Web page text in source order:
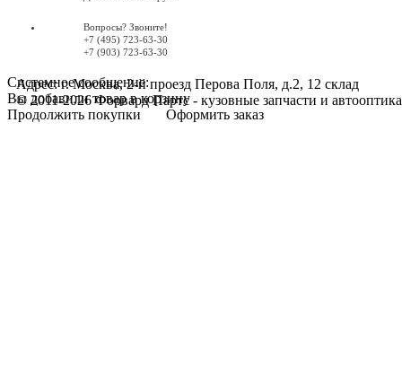
Вопросы? Звоните!
+7 (495) 723-63-30
+7 (903) 723-63-30
Адрес: г. Москва, 2-й проезд Перова Поля, д.2, 12 склад
© 2011-2026 Форвард Партс - кузовные запчасти и
Системное сообщение:
Вы добавили товар в корзину
Продолжить покупки
Оформить заказ